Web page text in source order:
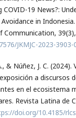
COVID-19 News?:
in Indonesia.
Communication,
JKMJC-2023-3903-
& Núñez, J. C. (2024).
a discursos
en el ecosistema
Revista Latina de
doi.org/10.4185/